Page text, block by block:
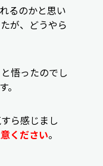
るのかと思い
が、どうやら
悟ったのでし
ら感じまし
ください。